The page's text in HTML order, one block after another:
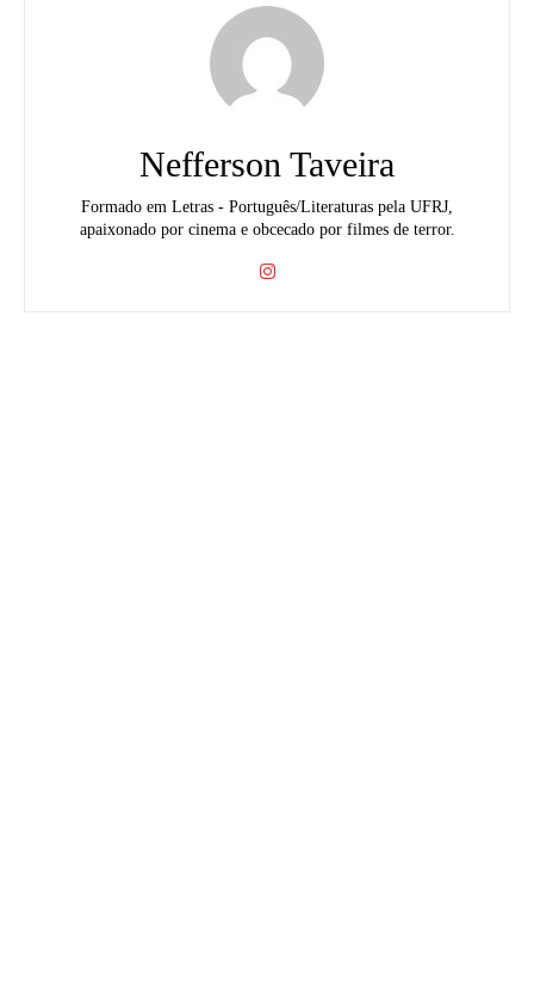
Nefferson Taveira
Formado em Letras - Português/Literaturas pela UFRJ,
apaixonado por cinema e obcecado por filmes de terror.